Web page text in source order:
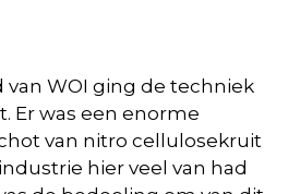
van WOI ging de techniek
Er was een enorme
van nitro cellulosekruit
hier veel van had